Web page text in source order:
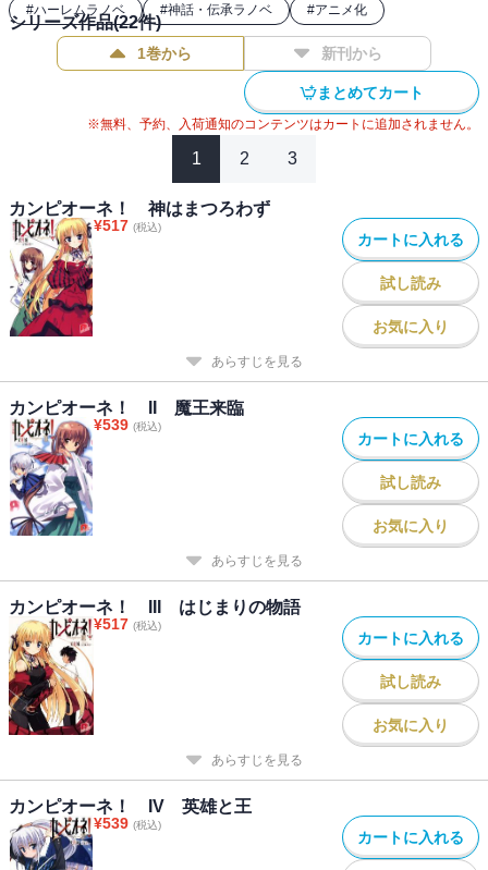
#ハーレムラノベ #神話・伝承ラノベ #アニメ化
シリーズ作品(22件)
1巻から 新刊から
まとめてカート
※無料、予約、入荷通知のコンテンツはカートに追加されません。
1 2 3
カンピオーネ！ 神はまつろわず
¥517 (税込)
カートに入れる
試し読み
お気に入り
あらすじを見る
カンピオーネ！ II 魔王来臨
¥539 (税込)
カートに入れる
試し読み
お気に入り
あらすじを見る
カンピオーネ！ III はじまりの物語
¥517 (税込)
カートに入れる
試し読み
お気に入り
あらすじを見る
カンピオーネ！ IV 英雄と王
¥539 (税込)
カートに入れる